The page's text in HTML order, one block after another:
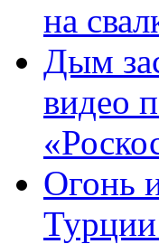
на
Дым
видео
Огонь